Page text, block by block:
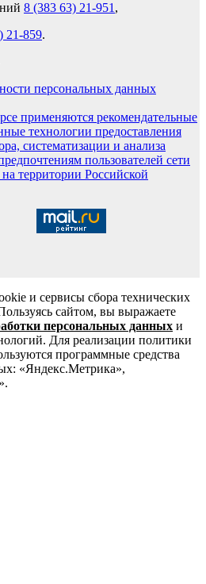
8 (383 63) 21-951 ,
21-859.
персональных данных
применяются рекомендательные
технологии предоставления
систематизации и анализа
пользователей сети
территории Российской
и сервисы сбора технических
сайтом, вы выражаете
персональных данных и
Для реализации политики
программные средства
«Яндекс.Метрика»,